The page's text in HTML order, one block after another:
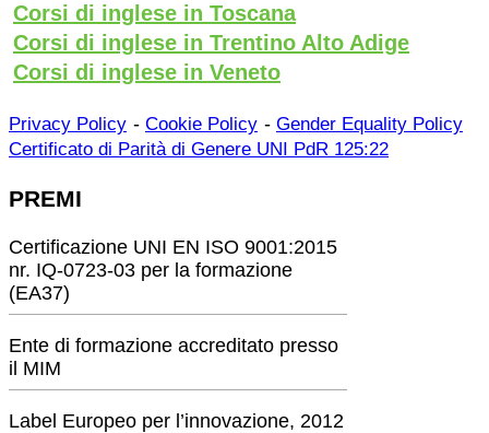
Corsi di inglese in Toscana
Corsi di inglese in Trentino Alto Adige
Corsi di inglese in Veneto
Privacy Policy - Cookie Policy - Gender Equality Policy
Certificato di Parità di Genere UNI PdR 125:22
PREMI
Certificazione UNI EN ISO 9001:2015
nr. IQ-0723-03 per la formazione
(EA37)
Ente di formazione accreditato presso
il MIM
Label Europeo per l’innovazione, 2012